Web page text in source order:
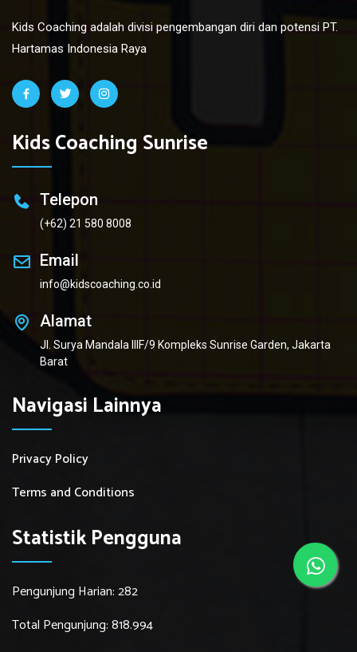
Kids Coaching adalah divisi pengembangan diri dan potensi PT.
Hartamas Indonesia Raya
Kids Coaching Sunrise
Telepon
(+62) 21 580 8008
Email
info@kidscoaching.co.id
Alamat
Jl. Surya Mandala IIIF/9 Kompleks Sunrise Garden, Jakarta
Barat
Navigasi Lainnya
Privacy Policy
Terms and Conditions
Statistik Pengguna
Pengunjung Harian: 282
Total Pengunjung: 818.994